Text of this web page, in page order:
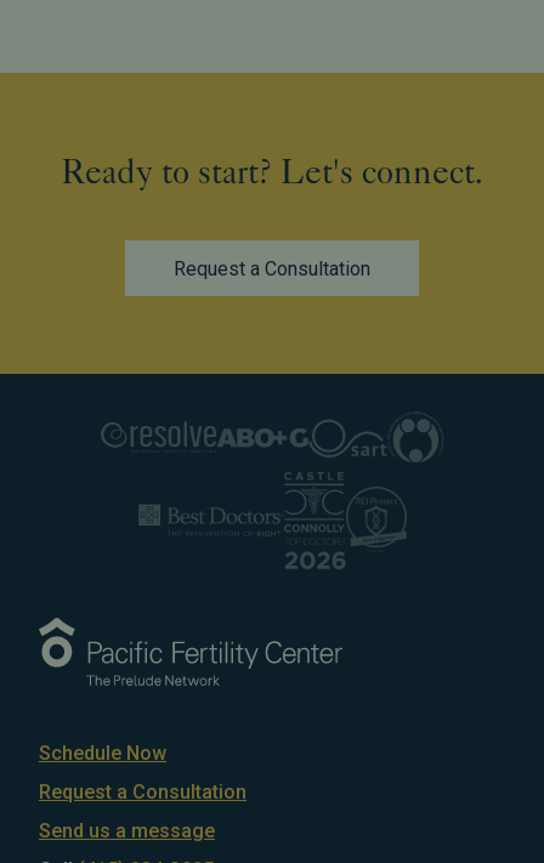
Ready to start? Let's connect.
Request a Consultation
Schedule Now
Request a Consultation
Send us a message